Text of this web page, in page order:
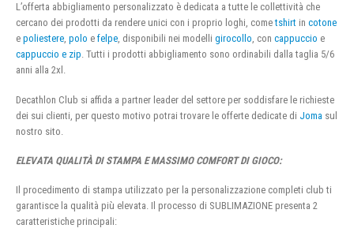
L’offerta abbigliamento personalizzato è dedicata a tutte le collettività che
cercano dei prodotti da rendere unici con i proprio loghi, cometshirt in cotone
e poliestere, polo e felpe, disponibili nei modelli girocollo, con cappuccio e
cappuccio e zip. Tutti i prodotti abbigliamento sono ordinabili dalla taglia 5/6
anni alla 2xl.
Decathlon Club si affida a partner leader del settore per soddisfare le richieste
dei sui clienti, per questo motivo potrai trovare le offerte dedicate di Joma sul
nostro sito.
ELEVATA QUALITÀ DI STAMPA E MASSIMO COMFORT DI GIOCO:
Il procedimento di stampa utilizzato per la personalizzazione completi club ti
garantisce la qualità più elevata. Il processo di SUBLIMAZIONE presenta 2
caratteristiche principali: